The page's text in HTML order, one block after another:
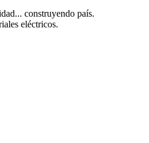
construyendo país.
eléctricos.